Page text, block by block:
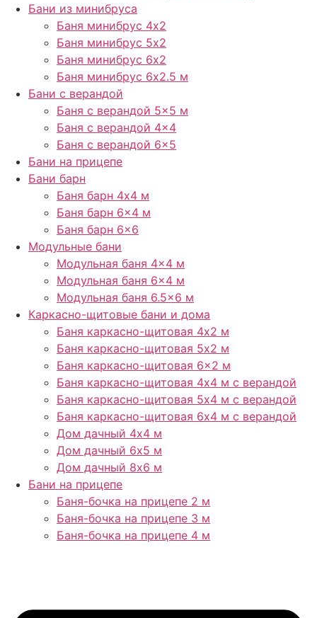
Бани из минибруса
Баня минибрус 4х2
Баня минибрус 5х2
Баня минибрус 6х2
Баня минибрус 6х2.5​ м
Бани с верандой
Баня с верандой​ 5×5 м
Баня с верандой 4×4
Баня с верандой 6×5
Бани на прицепе
Бани барн
Баня барн 4х4 м
Баня барн 6×4 м
Баня барн 6×6
Модульные бани
Модульная баня 4×4 м
Модульная баня 6×4 м
Модульная баня 6.5×6 м
Каркасно-щитовые бани и дома
Баня каркасно-щитовая 4х2 м
Баня каркасно-щитовая 5х2 м
Баня каркасно-щитовая 6×2 м​
Баня каркасно-щитовая 4х4 м с верандой
Баня каркасно-щитовая 5х4 м с верандой
Баня каркасно-щитовая 6х4 м с верандой
Дом дачный 4х4 м
Дом дачный 6х5 м
Дом дачный 8х6 м
Бани на прицепе
Баня-бочка на прицепе 2 м
Баня-бочка на прицепе 3 м
Баня-бочка на прицепе 4 м